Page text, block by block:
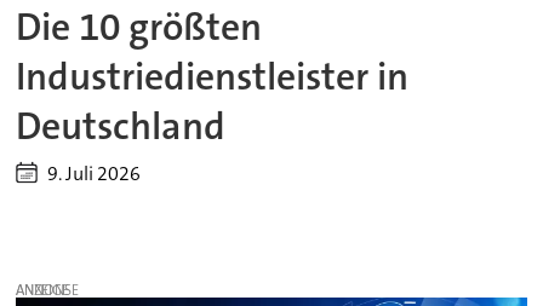
Die 10 größten
Industriedienstleister in
Deutschland
9. Juli 2026
ANZEIGE